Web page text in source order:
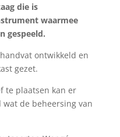
die is
waarmee
gespeeld.
ontwikkeld en
gezet.
te plaatsen kan er
de beheersing van